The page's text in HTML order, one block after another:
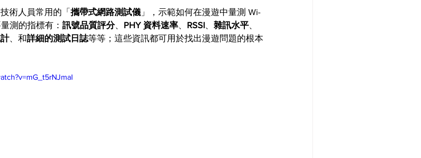
術人員常用的「 攜帶式網路測試儀 」，示範如何在漫遊中量測 Wi-
測的指標有： 訊號品質評分、 PHY 資料速率、 RSSI、 雜訊水平、
、和詳細的測試日誌等等；這些資訊都可用於找出漫遊問題的根本